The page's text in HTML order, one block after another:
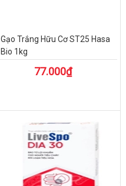
Gạo Trắng Hữu Cơ ST25 Hasa
Bio 1kg
77.000₫